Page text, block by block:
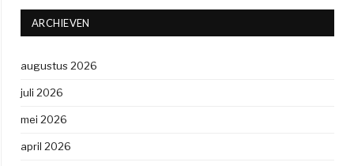
ARCHIEVEN
augustus 2026
juli 2026
mei 2026
april 2026